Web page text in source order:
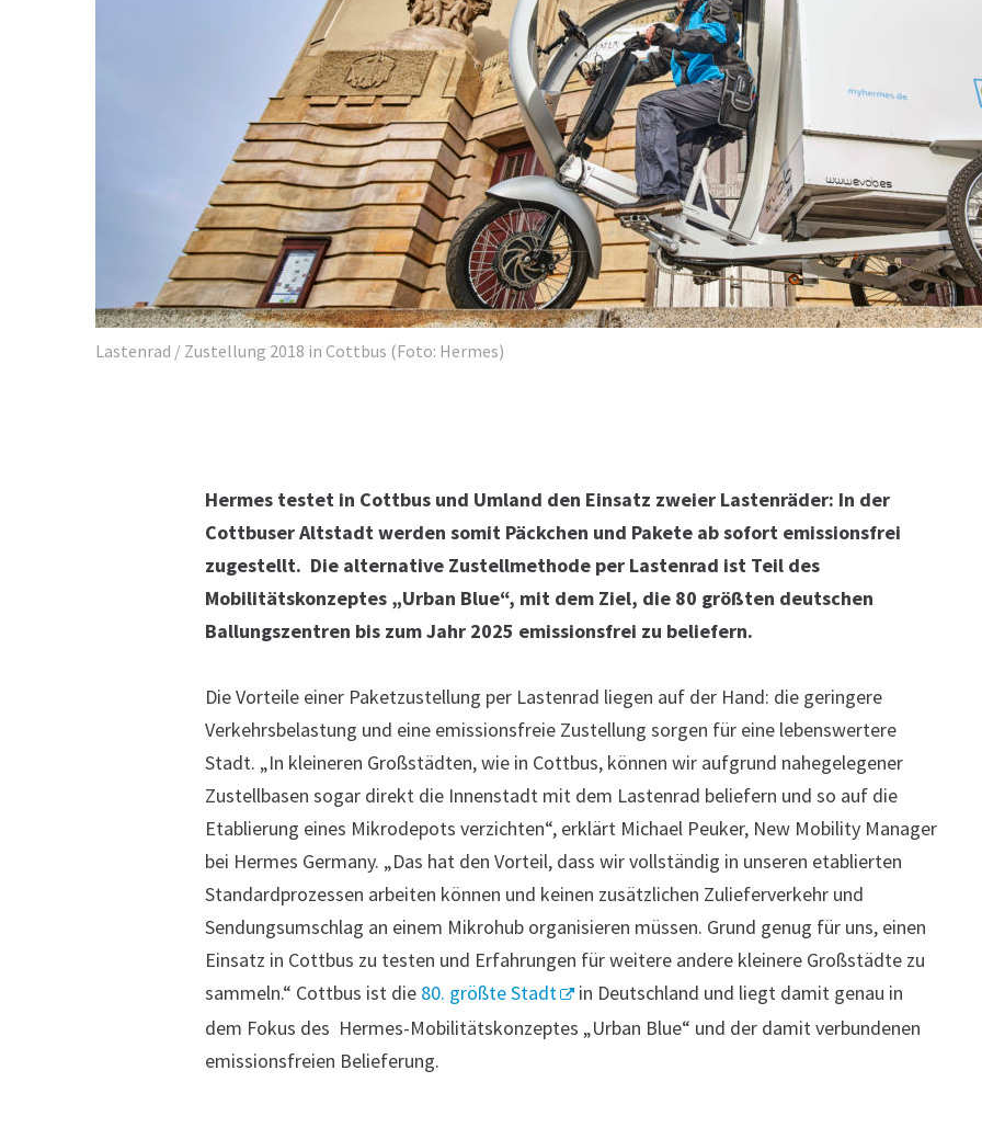
Lastenrad / Zustellung 2018 in Cottbus (Foto: Hermes)
Hermes testet in Cottbus und Umland den Einsatz zweier Lastenräder: In der
Cottbuser Altstadt werden somit Päckchen und Pakete ab sofort emissionsfrei
zugestellt. Die alternative Zustellmethode per Lastenrad ist Teil des
Mobilitätskonzeptes „Urban Blue“, mit dem Ziel, die 80 größten deutschen
Ballungszentren bis zum Jahr 2025 emissionsfrei zu beliefern.
Die Vorteile einer Paketzustellung per Lastenrad liegen auf der Hand: die geringere
Verkehrsbelastung und eine emissionsfreie Zustellung sorgen für eine lebenswertere
Stadt. „In kleineren Großstädten, wie in Cottbus, können wir aufgrund nahegelegener
Zustellbasen sogar direkt die Innenstadt mit dem Lastenrad beliefern und so auf die
Etablierung eines Mikrodepots verzichten“, erklärt Michael Peuker, New Mobility Manager
bei Hermes Germany. „Das hat den Vorteil, dass wir vollständig in unseren etablierten
Standardprozessen arbeiten können und keinen zusätzlichen Zulieferverkehr und
Sendungsumschlag an einem Mikrohub organisieren müssen. Grund genug für uns, einen
Einsatz in Cottbus zu testen und Erfahrungen für weitere andere kleinere Großstädte zu
sammeln.“ Cottbus ist die 80. größte Stadt
in Deutschland und liegt damit genau in
dem Fokus des Hermes-Mobilitätskonzeptes „Urban Blue“ und der damit verbundenen
emissionsfreien Belieferung.